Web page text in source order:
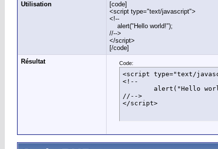
Utilisation
[code]
<script type="text/javascript">
<!--
alert("Hello world!");
//-->
</script>
[/code]
Résultat
Code:
<script type="text/
<!--
//-->
</script>